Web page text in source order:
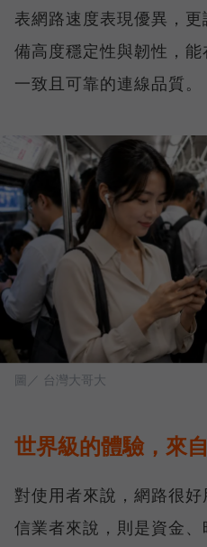
表網路速度表現優異，
備高度穩定性與韌性，
一致且可靠的連線品質。
圖／ 台灣大哥大
世界級的體驗，來
對使用者來說，網路很
信業者來說，則是資金